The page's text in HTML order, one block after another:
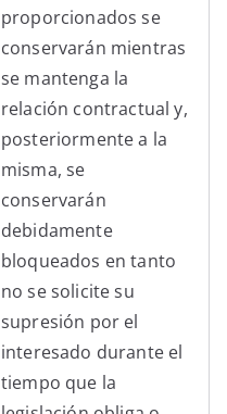
proporcionados se
conservarán mientras
se mantenga la
relación contractual y,
posteriormente a la
misma, se
conservarán
debidamente
bloqueados en tanto
no se solicite su
supresión por el
interesado durante el
tiempo que la